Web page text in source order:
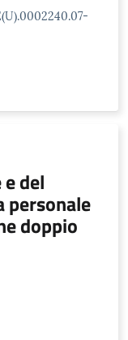
del
doppio